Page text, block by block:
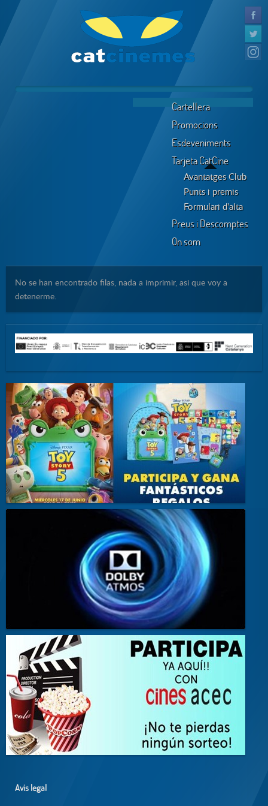
Cartellera
Promocions
Esdeveniments
Tarjeta CatCine
Avantatges Club
Punts i premis
Formulari d'alta
Preus i Descomptes
On som
No se han encontrado filas, nada a imprimir, asi que voy a
detenerme.
Avis legal